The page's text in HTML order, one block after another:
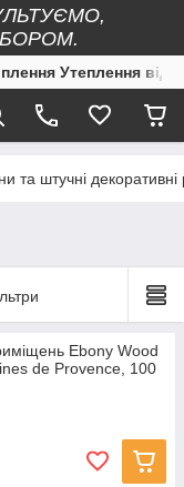
Утеплення
та штучні
Ebony Wood
de Provence, 100